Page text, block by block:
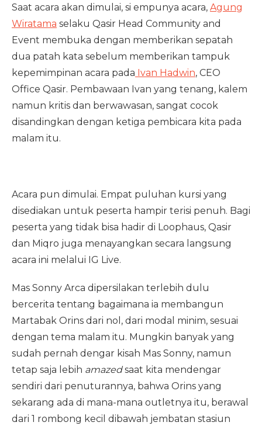
Saat acara akan dimulai, si empunya acara, Agung
Wiratama selaku Qasir Head Community and
Event membuka dengan memberikan sepatah
dua patah kata sebelum memberikan tampuk
kepemimpinan acara pada Ivan Hadwin, CEO
Office Qasir. Pembawaan Ivan yang tenang, kalem
namun kritis dan berwawasan, sangat cocok
disandingkan dengan ketiga pembicara kita pada
malam itu.
Acara pun dimulai. Empat puluhan kursi yang
disediakan untuk peserta hampir terisi penuh. Bagi
peserta yang tidak bisa hadir di Loophaus, Qasir
dan Miqro juga menayangkan secara langsung
acara ini melalui IG Live.
Mas Sonny Arca dipersilakan terlebih dulu
bercerita tentang bagaimana ia membangun
Martabak Orins dari nol, dari modal minim, sesuai
dengan tema malam itu. Mungkin banyak yang
sudah pernah dengar kisah Mas Sonny, namun
tetap saja lebih amazedsaat kita mendengar
sendiri dari penuturannya, bahwa Orins yang
sekarang ada di mana-mana outletnya itu, berawal
dari 1 rombong kecil dibawah jembatan stasiun